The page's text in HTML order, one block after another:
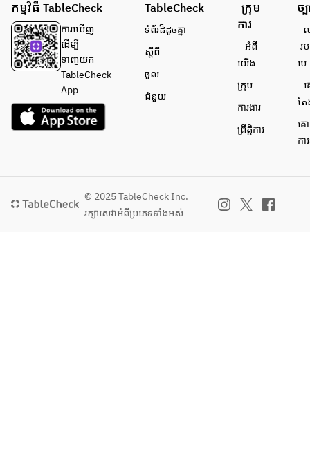
កម្មវិធី TableCheck
ការ​ឃើញ
ដើម្បី​
ទាញយក
TableCheck
App
TableCheck
ទំព័រ​ដ៏ដូចគ្នា
ស្តីពី
ចូល
ជំនួយ
ក្រុម
ការ
អំពី​
យើង
ក្រុម
ការងារ
ព្រឹត្តិការ
ច្
រ
មេ
តែ
គ
កា
© 2025 TableCheck Inc.
រក្សាសេវា​អំពីប្រភេទទាំងអស់